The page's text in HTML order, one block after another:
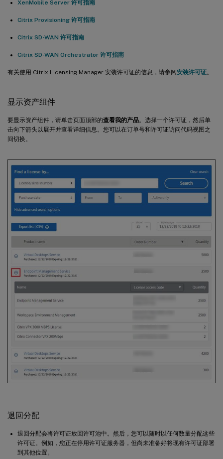
XenMobile Server 许可指南
Citrix Provisioning 许可指南
Citrix SD-WAN 许可指南
Citrix SD-WAN Orchestrator 许可指南
有关使用 Citrix Licensing Manager 安装许可证的信息，请参阅安装许可证。
显示资产组件
要显示资产组件，请单击页面顶部的查看我的产品。选择一个许可证，然后单
击向下箭头以展开并查看详细信息。您可以在订单号和许可证访问代码视图之
间切换。
退回分配
退回分配会将许可证放回许可池中。然后，您可以随时以任何数量分配这些
许可证。例如，您正在停用许可证服务器，但尚未准备好将现有许可证部署
到其他位置。